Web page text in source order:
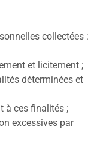
collectées :
et licitement ;
déterminées et
à ces finalités ;
excessives par